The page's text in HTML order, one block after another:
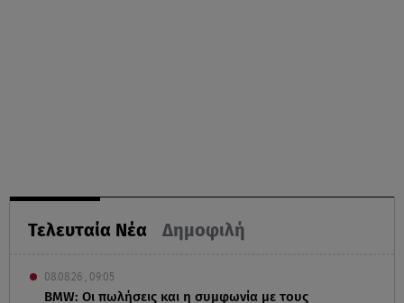
Τελευταία Νέα Δημοφιλή
08.08.26 , 09:05
BMW: Οι πωλήσεις και η συμφωνία με τους